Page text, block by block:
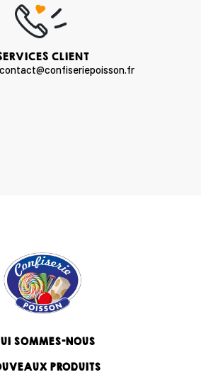
CLIENT
SOMMES-NOUS
PRODUITS